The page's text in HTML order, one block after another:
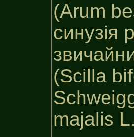
(Arum
синузія
(Scilla
majalis